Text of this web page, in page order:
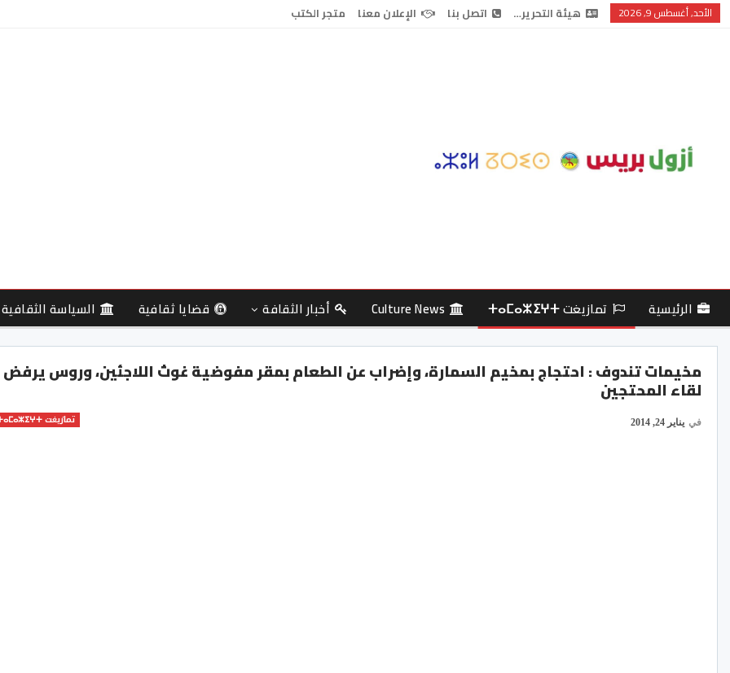
الأحد, أغسطس 9, 2026 هيئة التحرير… اتصل بنا الإعلان معنا متجر الكتب
الرئيسية تمازيغت ⵜⴰⵎⴰⵣⵉⵖⵜ Culture News أخبار الثقافة قضايا ثقافية السياسة الثقافية
مخيمات تندوف : احتجاج بمخيم السمارة، وإضراب عن الطعام بمقر مفوضية غوث اللاجئين، وروس يرفض
لقاء المحتجين
تمازيغت ⵜⴰⵎⴰⵣⵉⵖⵜ في يناير 24, 2014